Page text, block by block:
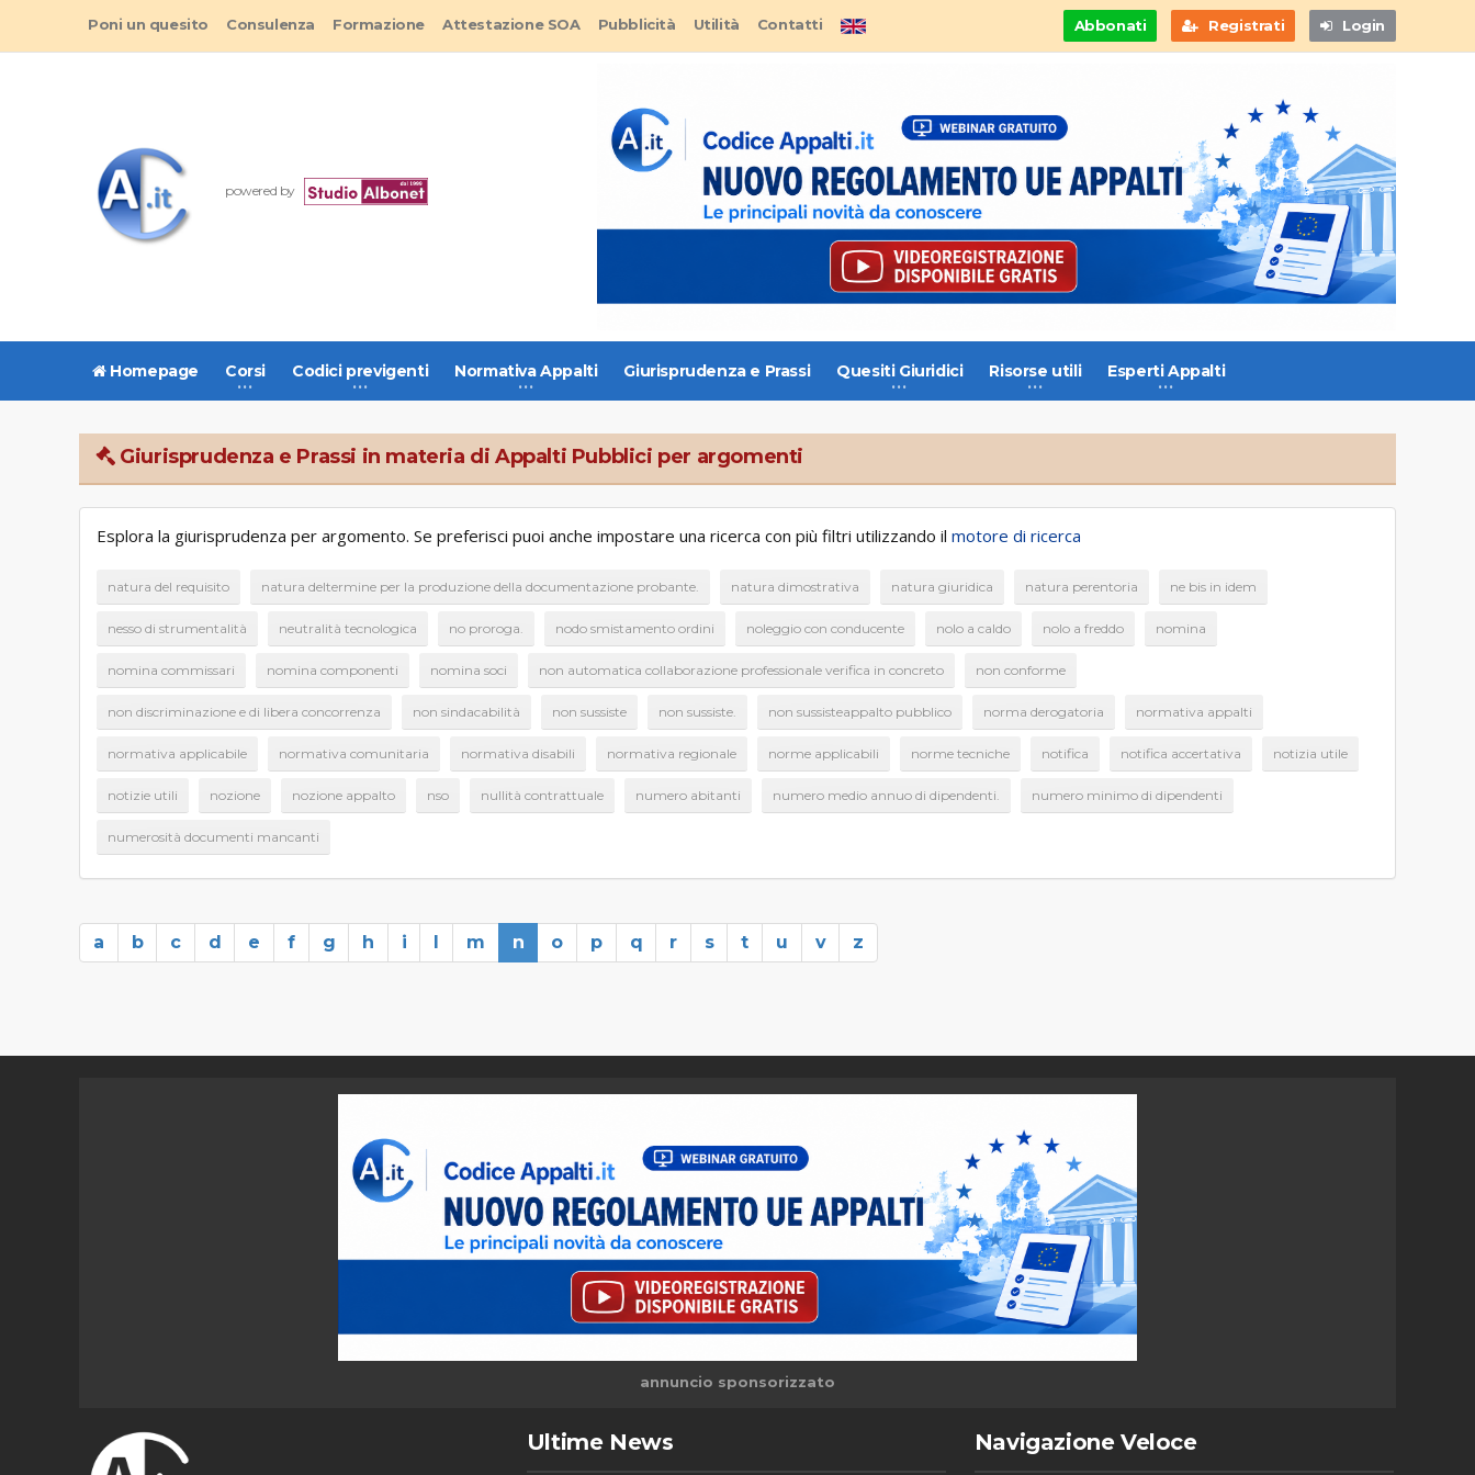
Abbonati Registrati Login
Poni un quesito Consulenza Formazione Attestazione SOA Pubblicità Utilità Contatti
powered by
Homepage Corsi Codici previgenti Normativa Appalti Giurisprudenza e Prassi Quesiti Giuridici Risorse utili Esperti Appalti
Giurisprudenza e Prassi in materia di Appalti Pubblici per argomenti
Esplora la giurisprudenza per argomento. Se preferisci puoi anche impostare una ricerca con più filtri utilizzando il motore di ricerca
natura del requisito natura deltermine per la produzione della documentazione probante. natura dimostrativa natura giuridica natura perentoria ne bis in idem
nesso di strumentalità neutralità tecnologica no proroga. nodo smistamento ordini noleggio con conducente nolo a caldo nolo a freddo nomina
nomina commissari nomina componenti nomina soci non automatica collaborazione professionale verifica in concreto non conforme
non discriminazione e di libera concorrenza non sindacabilità non sussiste non sussiste. non sussisteappalto pubblico norma derogatoria normativa appalti
normativa applicabile normativa comunitaria normativa disabili normativa regionale norme applicabili norme tecniche notifica notifica accertativa notizia utile
notizie utili nozione nozione appalto nso nullità contrattuale numero abitanti numero medio annuo di dipendenti. numero minimo di dipendenti
numerosità documenti mancanti
a b c d e f g h i l m n o p q r s t u v z
annuncio sponsorizzato
Ultime News Navigazione Veloce